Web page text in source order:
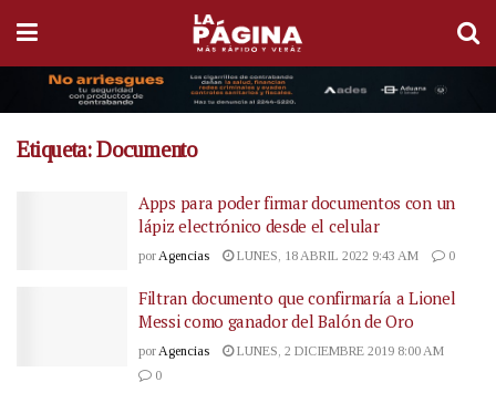
Etiqueta:Documento
Apps para poder firmar documentos con un
lápiz electrónico desde el celular
por Agencias LUNES, 18 ABRIL 2022 9:43 AM 0
Filtran documento que confirmaría a Lionel
Messi como ganador del Balón de Oro
porAgencias
LUNES, 2 DICIEMBRE 2019 8:00 AM
0